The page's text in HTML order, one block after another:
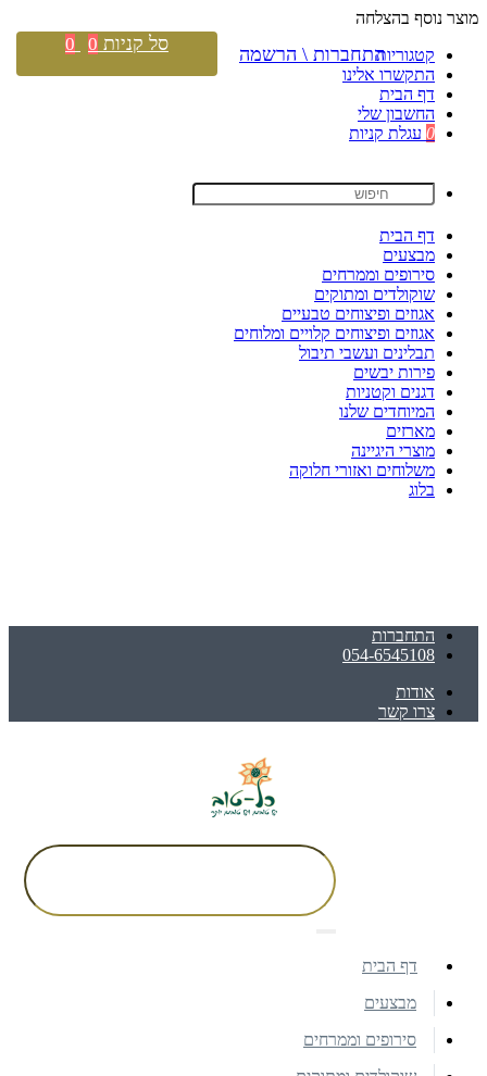
מוצר נוסף בהצלחה
קטגוריות
התקשרו אלינו
דף הבית
החשבון שלי
0 עגלת קניות
דף הבית
מבצעים
סירופים וממרחים
שוקולדים ומתוקים
אגוזים ופיצוחים טבעיים
אגוזים ופיצוחים קלויים ומלוחים
תבלינים ועשבי תיבול
פירות יבשים
דגנים וקטניות
המיוחדים שלנו
מארזים
מוצרי היגיינה
משלוחים ואזורי חלוקה
בלוג
התחברות
054-6545108
אודות
צרו קשר
התחברות \ הרשמה סל קניות 0
0
דף הבית
מבצעים
סירופים וממרחים